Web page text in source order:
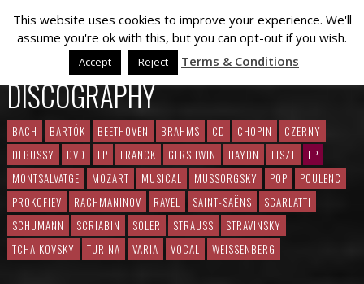
DISCOGRAPHY
BACH BARTÓK BEETHOVEN BRAHMS CD CHOPIN
CZERNY
DEBUSSY
DVD EP FRANCK GERSHWIN HAYDN LISZT
LP
MONTSALVATGE
MOZART MUSICAL MUSSORGSKY POP
POULENC
PROKOFIEV
RACHMANINOV RAVEL SAINT-SAËNS
SCARLATTI
SCHUMANN
SCRIABIN SOLER STRAUSS
STRAVINSKY
TCHAIKOVSKY
TURINA VARIA VOCAL WEISSENBERG
This website uses cookies to improve your experience. We'll
assume you're ok with this, but you can opt-out if you wish.
Accept Reject Terms & Conditions